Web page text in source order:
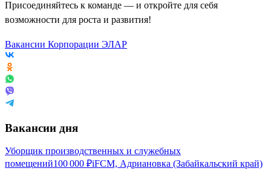
Присоединяйтесь к команде — и откройте для себя
возможности для роста и развития!
Вакансии Корпорации ЭЛАР
Вакансии дня
Уборщик производственных и служебных
помещений100 000 ₽iFCM, Адриановка (Забайкальский край)